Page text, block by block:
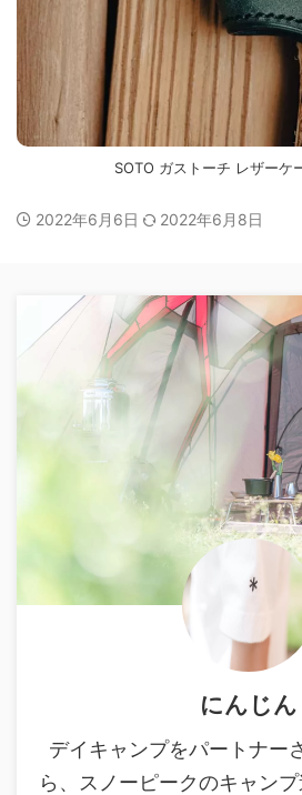
SOTO ガストーチ レザーケ
2022年6月6日 2022年6月8日
にんじん
デイキャンプをパートナー
ら、スノーピークのキャン